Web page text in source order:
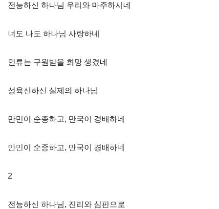
전능하신 하나님 우리와 마주하시네
너도 나도 하나님 사랑하네
인류는 구원받을 희망 생겼네
성육신하신 실제의 하나님
만민이 순종하고, 만국이 경배하네
만민이 순종하고, 만국이 경배하네
2
전능하신 하나님, 진리와 심판으로